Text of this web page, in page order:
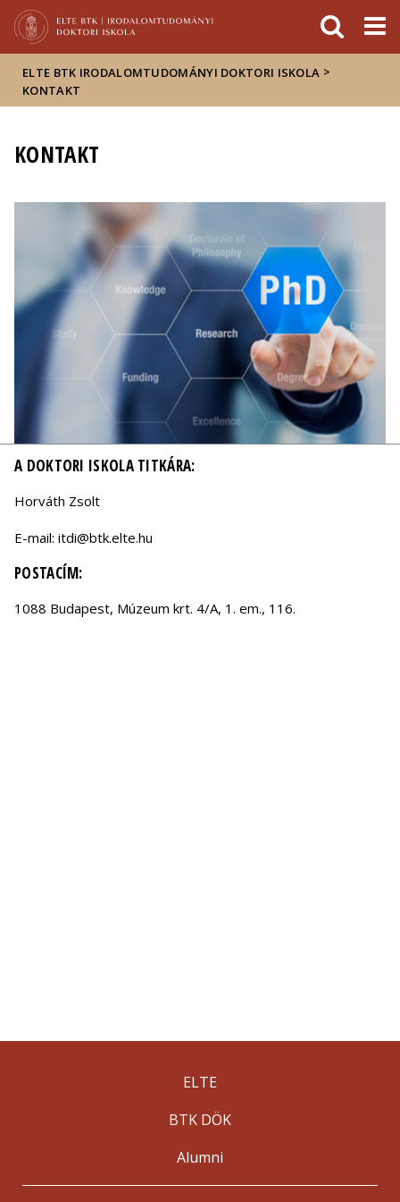
Hírek
Események
ELTE a
sajtóban
ELTE BTK IRODALOMTUDOMÁNYI DOKTORI ISKOLA >
KONTAKT
KONTAKT
A DOKTORI ISKOLA TITKÁRA:
Horváth Zsolt
E-mail: itdi@btk.elte.hu
POSTACÍM:
1088 Budapest, Múzeum krt. 4/A, 1. em., 116.
ELTE
BTK DÖK
Alumni